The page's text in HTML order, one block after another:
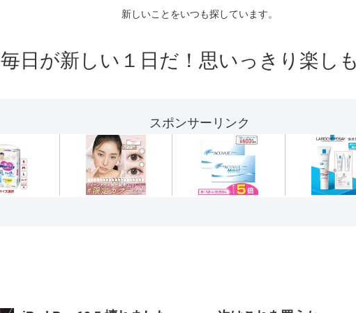
新しいことをいつも探しています。
毎日が新しい１日だ！思いっきり楽し
スポンサーリンク